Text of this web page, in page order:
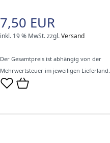
7,50 EUR
inkl. 19 % MwSt.zzgl.Versand
Der Gesamtpreis ist abhängig von der
Mehrwertsteuer im jeweiligen Lieferland.